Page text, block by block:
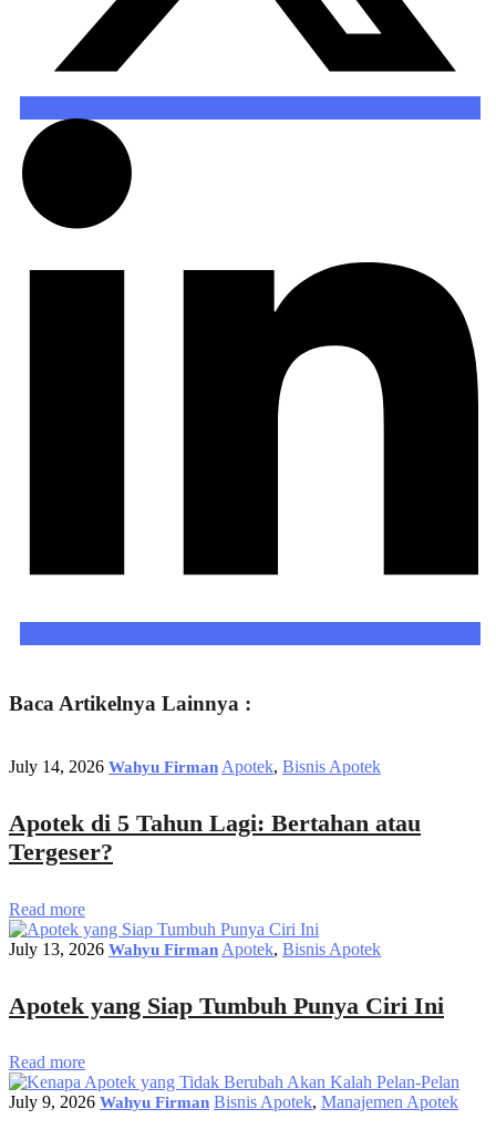
Baca Artikelnya Lainnya :
July 14, 2026 Wahyu Firman Apotek, Bisnis Apotek
Apotek di 5 Tahun Lagi: Bertahan atau
Tergeser?
Read more
July 13, 2026 Wahyu Firman Apotek, Bisnis Apotek
Apotek yang Siap Tumbuh Punya Ciri Ini
Read more
July 9, 2026 Wahyu Firman Bisnis Apotek, Manajemen Apotek